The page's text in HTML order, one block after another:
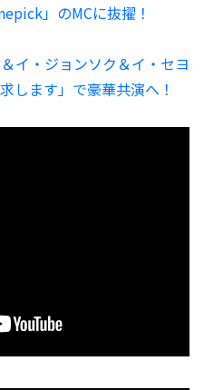
」のMCに抜擢！
イ・ジョンソク＆イ・セヨ
します」で豪華共演へ！